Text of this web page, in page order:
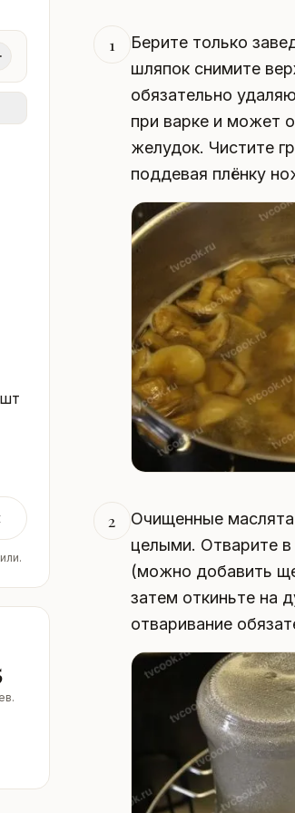
шт
1
Берите только
шляпок снимите
обязательно
при варке и может
желудок. Чистите
поддевая плёнку
2
Очищенные
целыми. Отварите в
(можно добавить
затем откиньте на
отваривание